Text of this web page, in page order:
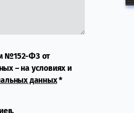
№152-ФЗ от
– на условиях и
данных*